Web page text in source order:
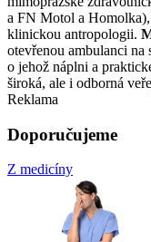
a FN Motol a
klinickou antropologii.
otevřenou ambulanci na
o jehož náplni a
široká, ale i odborná
Reklama
Doporučujeme
Z medicíny